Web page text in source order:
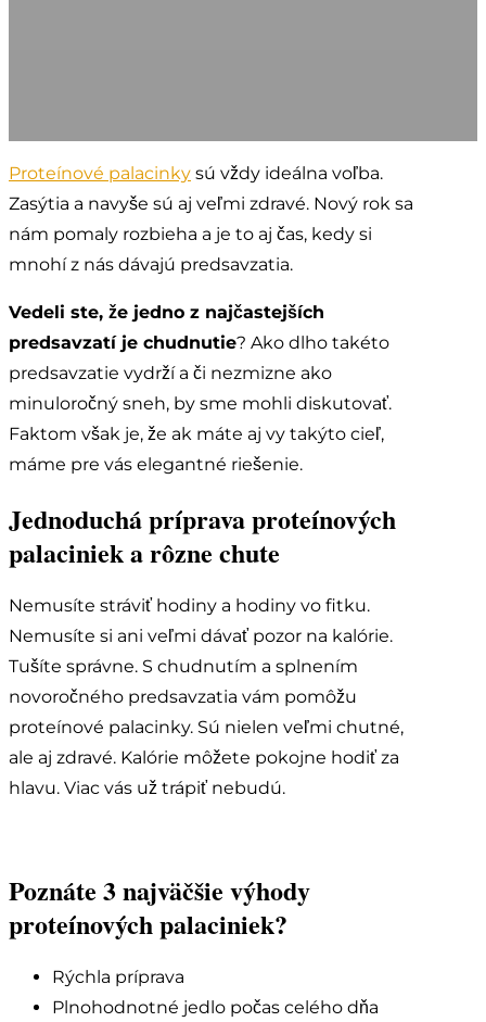
Proteínové palacinky sú vždy ideálna voľba.
Zasýtia a navyše sú aj veľmi zdravé. Nový rok sa
nám pomaly rozbieha a je to aj čas, kedy si
mnohí z nás dávajú predsavzatia.
Vedeli ste, že jedno z najčastejších
predsavzatí je chudnutie? Ako dlho takéto
predsavzatie vydrží a či nezmizne ako
minuloročný sneh, by sme mohli diskutovať.
Faktom však je, že ak máte aj vy takýto cieľ,
máme pre vás elegantné riešenie.
Jednoduchá príprava proteínových
palaciniek a rôzne chute
Nemusíte stráviť hodiny a hodiny vo fitku.
Nemusíte si ani veľmi dávať pozor na kalórie.
Tušíte správne. S chudnutím a splnením
novoročného predsavzatia vám pomôžu
proteínové palacinky. Sú nielen veľmi chutné,
ale aj zdravé. Kalórie môžete pokojne hodiť za
hlavu. Viac vás už trápiť nebudú.
Poznáte 3 najväčšie výhody
proteínových palaciniek?
Rýchla príprava
Plnohodnotné jedlo počas celého dňa